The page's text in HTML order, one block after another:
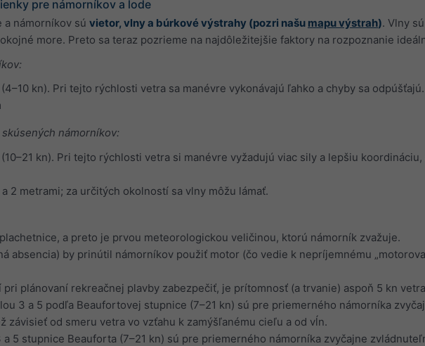
pre námorníkov a lode
námorníkov sú vietor, vlny a búrkové výstrahy (pozri našu mapu výstrah). Vlny
more. Preto sa teraz pozrieme na najdôležitejšie faktory na rozpoznanie
kn). Pri tejto rýchlosti vetra sa manévre vykonávajú ľahko a chyby sa odpúšťajú.
námorníkov:
kn). Pri tejto rýchlosti vetra si manévre vyžadujú viac sily a lepšiu
2 metrami; za určitých okolností sa vlny môžu lámať.
a preto je prvou meteorologickou veličinou, ktorú námorník zvažuje.
absencia) by prinútil námorníkov použiť motor (čo vedie k nepríjemnému
pri plánovaní rekreačnej plavby zabezpečiť, je prítomnosť (a trvanie) aspoň 5 kn
3 a 5 podľa Beaufortovej stupnice (7–21 kn) sú pre priemerného námorníka
závisieť od smeru vetra vo vzťahu k zamýšľanému cieľu a od vĺn.
5 stupnice Beauforta (7–21 kn) sú pre priemerného námorníka zvyčajne